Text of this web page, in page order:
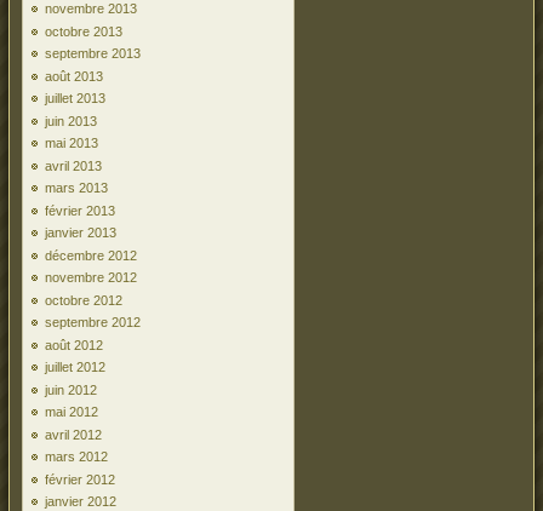
novembre 2013
octobre 2013
septembre 2013
août 2013
juillet 2013
juin 2013
mai 2013
avril 2013
mars 2013
février 2013
janvier 2013
décembre 2012
novembre 2012
octobre 2012
septembre 2012
août 2012
juillet 2012
juin 2012
mai 2012
avril 2012
mars 2012
février 2012
janvier 2012